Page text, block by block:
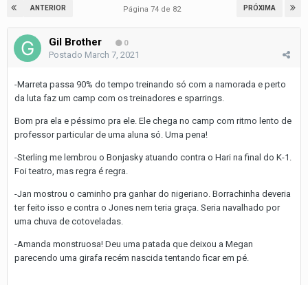
ANTERIOR PRÓXIMA
Página 74 de 82
Gil Brother 0
Postado March 7, 2021
-Marreta passa 90% do tempo treinando só com a namorada e perto
da luta faz um camp com os treinadores e sparrings.
Bom pra ela e péssimo pra ele. Ele chega no camp com ritmo lento de
professor particular de uma aluna só. Uma pena!
-Sterling me lembrou o Bonjasky atuando contra o Hari na final do K-1.
Foi teatro, mas regra é regra.
-Jan mostrou o caminho pra ganhar do nigeriano. Borrachinha deveria
ter feito isso e contra o Jones nem teria graça. Seria navalhado por
uma chuva de cotoveladas.
-Amanda monstruosa! Deu uma patada que deixou a Megan
parecendo uma girafa recém nascida tentando ficar em pé.